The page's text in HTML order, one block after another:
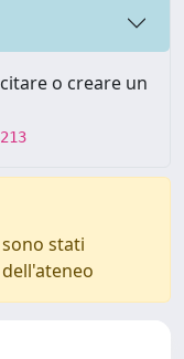
o creare un
stati